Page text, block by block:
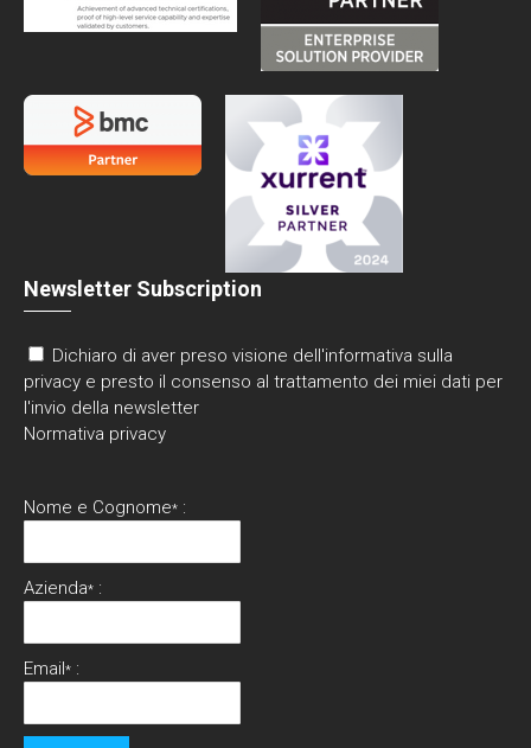
Newsletter Subscription
Dichiaro di aver preso visione dell'informativa sulla
privacy e presto il consenso al trattamento dei miei dati per
l'invio della newsletter
Normativa privacy
Nome e Cognome* :
Azienda* :
Email * :